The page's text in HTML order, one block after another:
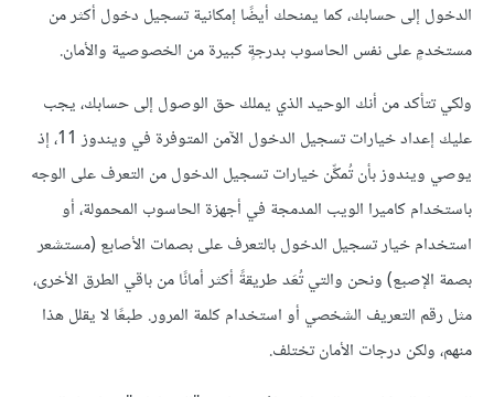
الدخول إلى حسابك، كما يمنحك أيضًا إمكانية تسجيل دخول أكثر من
مستخدمٍ على نفس الحاسوب بدرجةٍ كبيرة من الخصوصية والأمان.
ولكي تتأكد من أنك الوحيد الذي يملك حق الوصول إلى حسابك، يجب
عليك إعداد خيارات تسجيل الدخول الآمن المتوفرة في ويندوز 11، إذ
يوصي ويندوز بأن تُمكِّن خيارات تسجيل الدخول من التعرف على الوجه
باستخدام كاميرا الويب المدمجة في أجهزة الحاسوب المحمولة، أو
استخدام خيار تسجيل الدخول بالتعرف على بصمات الأصابع (مستشعر
بصمة الإصبع) ونحن والتي تُعَد طريقةً أكثر أمانًا من باقي الطرق الأخرى،
مثل رقم التعريف الشخصي أو استخدام كلمة المرور. طبعًا لا يقلل هذا
منهم، ولكن درجات الأمان تختلف.